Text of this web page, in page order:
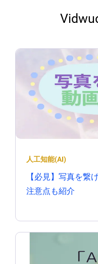
人工知能(AI)
【必見】写真を繋
注意点も紹介